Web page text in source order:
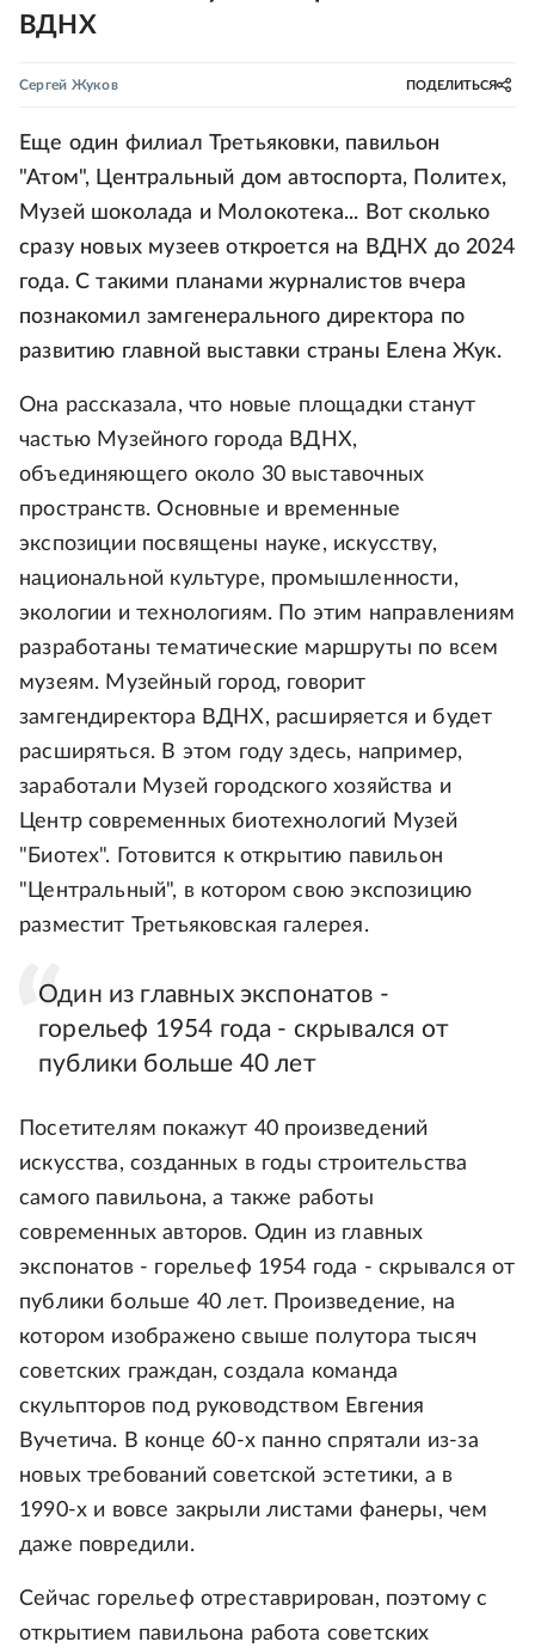
ВДНХ
Сергей Жуков ПОДЕЛИТЬСЯ
Еще один филиал Третьяковки, павильон
"Атом", Центральный дом автоспорта, Политех,
Музей шоколада и Молокотека... Вот сколько
сразу новых музеев откроется на ВДНХ до 2024
года. С такими планами журналистов вчера
познакомил замгенерального директора по
развитию главной выставки страны Елена Жук.
Она рассказала, что новые площадки станут
частью Музейного города ВДНХ,
объединяющего около 30 выставочных
пространств. Основные и временные
экспозиции посвящены науке, искусству,
национальной культуре, промышленности,
экологии и технологиям. По этим направлениям
разработаны тематические маршруты по всем
музеям. Музейный город, говорит
замгендиректора ВДНХ, расширяется и будет
расширяться. В этом году здесь, например,
заработали Музей городского хозяйства и
Центр современных биотехнологий Музей
"Биотех". Готовится к открытию павильон
"Центральный", в котором свою экспозицию
разместит Третьяковская галерея.
Один из главных экспонатов -
горельеф 1954 года - скрывался от
публики больше 40 лет
Посетителям покажут 40 произведений
искусства, созданных в годы строительства
самого павильона, а также работы
современных авторов. Один из главных
экспонатов - горельеф 1954 года - скрывался от
публики больше 40 лет. Произведение, на
котором изображено свыше полутора тысяч
советских граждан, создала команда
скульпторов под руководством Евгения
Вучетича. В конце 60-х панно спрятали из-за
новых требований советской эстетики, а в
1990-х и вовсе закрыли листами фанеры, чем
даже повредили.
Сейчас горельеф отреставрирован, поэтому с
открытием павильона работа советских